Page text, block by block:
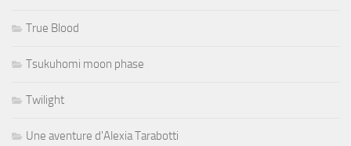
True Blood
Tsukuhomi moon phase
Twilight
Une aventure d'Alexia Tarabotti